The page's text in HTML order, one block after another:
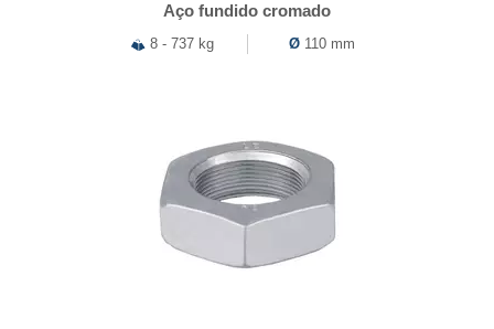
Aço fundido cromado
8 - 737 kg Ø 110 mm